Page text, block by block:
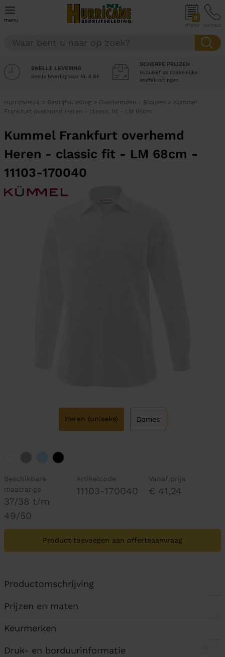
menu 0
offerte contact
SNELLE LEVERING
Snelle levering voor NL & BE
SCHERPE PRIJZEN
Inclusief aantrekkelijke
staffelkortingen
Hurricane.nl > Bedrijfskleding > Overhemden - Blouses > Kummel
Frankfurt overhemd Heren - classic fit - LM 68cm
Kummel Frankfurt overhemd
Heren - classic fit - LM 68cm -
11103-170040
Heren (uniseks) Dames
Beschikbare
maatrange
37/38 t/m
49/50
Artikelcode
11103-170040
Vanaf prijs
€ 41,24
Product toevoegen aan offerteaanvraag
Productomschrijving
Prijzen en maten
Keurmerken
Druk- en borduurinformatie